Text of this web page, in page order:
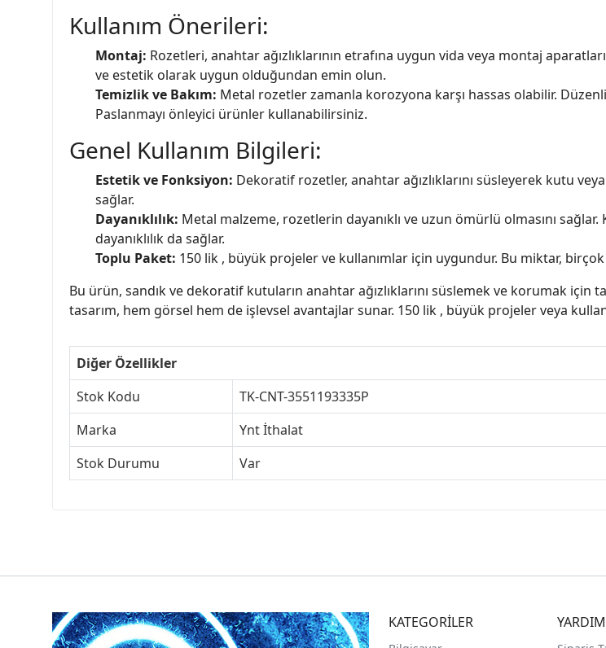
Kullanım Önerileri:
Montaj: Rozetleri, anahtar ağızlıklarının etrafına uygun vida veya montaj
ve estetik olarak uygun olduğundan emin olun.
Temizlik ve Bakım: Metal rozetler zamanla korozyona karşı hassas olabilir.
Paslanmayı önleyici ürünler kullanabilirsiniz.
Genel Kullanım Bilgileri:
Estetik ve Fonksiyon: Dekoratif rozetler, anahtar ağızlıklarını süsleyerek kutu
sağlar.
Dayanıklılık: Metal malzeme, rozetlerin dayanıklı ve uzun ömürlü olmasını
dayanıklılık da sağlar.
Toplu Paket: 150 lik , büyük projeler ve kullanımlar için uygundur. Bu miktar,
Bu ürün, sandık ve dekoratif kutuların anahtar ağızlıklarını süslemek ve korumak
tasarım, hem görsel hem de işlevsel avantajlar sunar. 150 lik , büyük projeler veya
Diğer Özellikler
Stok Kodu
TK-CNT-3551193335P
Marka
Ynt İthalat
Stok Durumu
Var
KATEGORİLER YARDIM